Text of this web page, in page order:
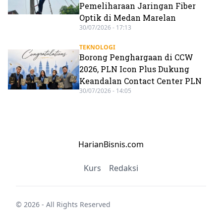
Pemeliharaan Jaringan Fiber
Optik di Medan Marelan
30/07/2026 - 17:13
TEKNOLOGI
Borong Penghargaan di CCW
2026, PLN Icon Plus Dukung
Keandalan Contact Center PLN
30/07/2026 - 14:05
HarianBisnis.com
Kurs Redaksi
© 2026 - All Rights Reserved